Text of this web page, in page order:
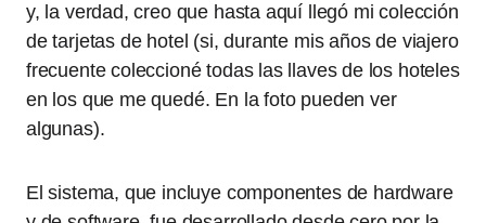
y, la verdad, creo que hasta aquí llegó mi colección
de tarjetas de hotel (si, durante mis años de viajero
frecuente coleccioné todas las llaves de los hoteles
en los que me quedé. En la foto pueden ver
algunas).
El sistema, que incluye componentes de hardware